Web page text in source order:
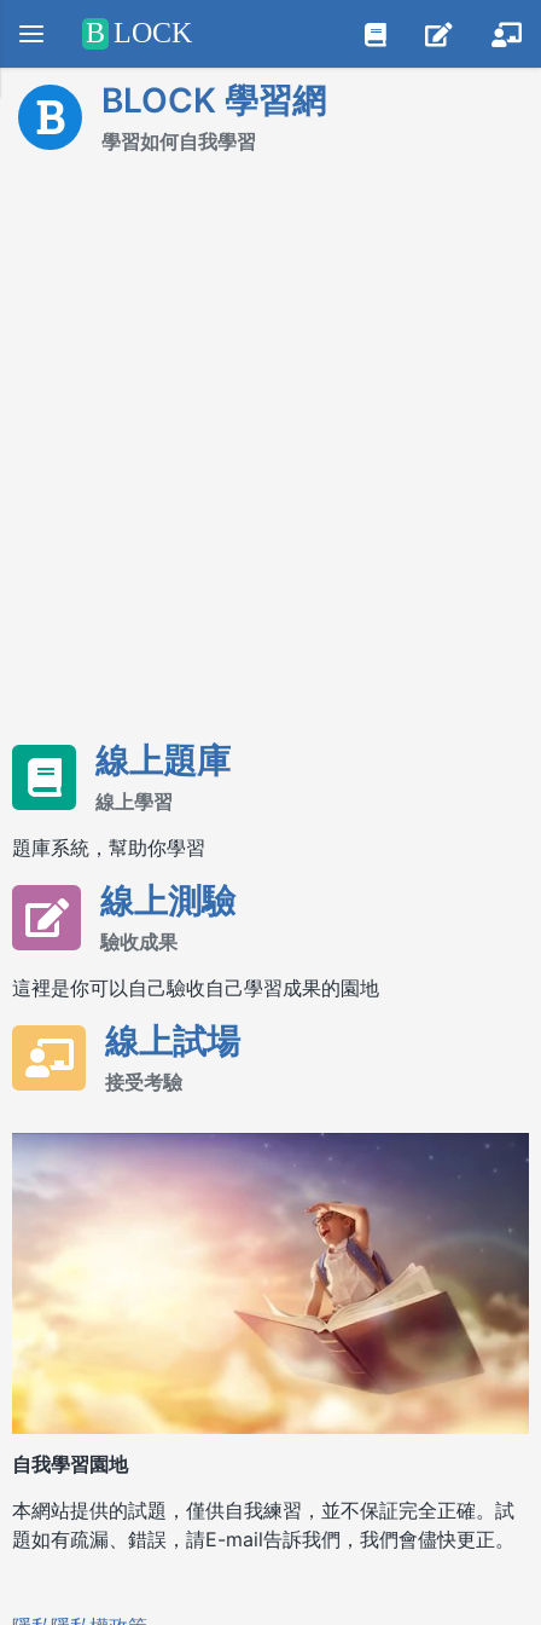
Positive SSL
B LOCK
BLOCK 學習網
學習如何自我學習
線上題庫
線上學習
題庫系統，幫助你學習
線上測驗
驗收成果
這裡是你可以自己驗收自己學習成果的園地
線上試場
接受考驗
自我學習園地
本網站提供的試題，僅供自我練習，並不保証完全正確。試
題如有疏漏、錯誤，請E-mail告訴我們，我們會儘快更正。